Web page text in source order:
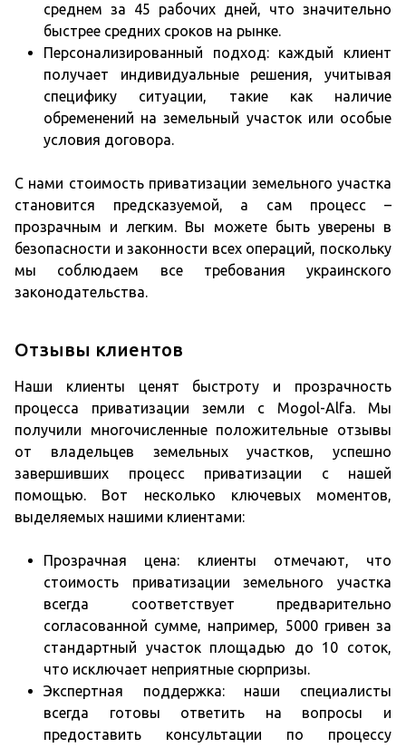
среднем за 45 рабочих дней, что значительно
быстрее средних сроков на рынке.
Персонализированный подход: каждый клиент
получает индивидуальные решения, учитывая
специфику ситуации, такие как наличие
обременений на земельный участок или особые
условия договора.
С нами стоимость приватизации земельного участка
становится предсказуемой, а сам процесс –
прозрачным и легким. Вы можете быть уверены в
безопасности и законности всех операций, поскольку
мы соблюдаем все требования украинского
законодательства.
Отзывы клиентов
Наши клиенты ценят быстроту и прозрачность
процесса приватизации земли с Mogol-Alfa. Мы
получили многочисленные положительные отзывы
от владельцев земельных участков, успешно
завершивших процесс приватизации с нашей
помощью. Вот несколько ключевых моментов,
выделяемых нашими клиентами:
Прозрачная цена: клиенты отмечают, что
стоимость приватизации земельного участка
всегда соответствует предварительно
согласованной сумме, например, 5000 гривен за
стандартный участок площадью до 10 соток,
что исключает неприятные сюрпризы.
Экспертная поддержка: наши специалисты
всегда готовы ответить на вопросы и
предоставить консультации по процессу